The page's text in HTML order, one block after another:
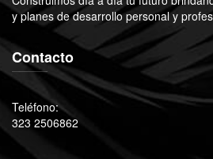
y planes de desarrollo personal y
Contacto
Teléfono:
323 2506862